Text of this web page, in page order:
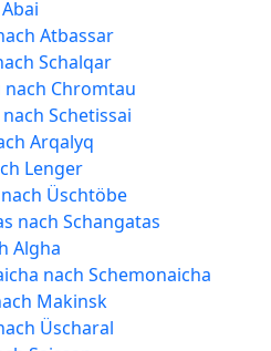
Atbassar
Schalqar
Chromtau
Schetissai
Arqalyq
Lenger
Üschtöbe
nach Schangatas
Algha
nach Schemonaicha
Makinsk
Üscharal